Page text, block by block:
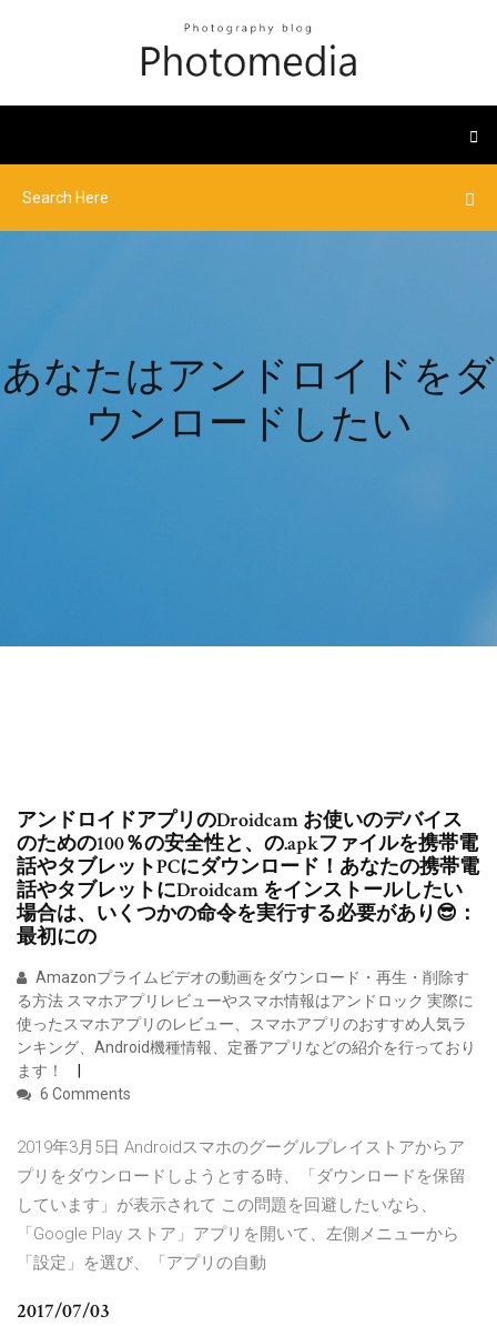
あなたはアンドロイドをダ
ウンロードしたい
アンドロイドアプリのDroidcam お使いのデバイス
のための100％の安全性と、の.apkファイルを携帯電
話やタブレットPCにダウンロード！あなたの携帯電
話やタブレットにDroidcam をインストールしたい
場合は、いくつかの命令を実行する必要があり😎：
最初にの
Amazonプライムビデオの動画をダウンロード・再生・削除す
る方法 スマホアプリレビューやスマホ情報はアンドロック 実際に
使ったスマホアプリのレビュー、スマホアプリのおすすめ人気ラ
ンキング、Android機種情報、定番アプリなどの紹介を行っており
ます！
6 Comments
2019年3月5日 Androidスマホのグーグルプレイストアからア
プリをダウンロードしようとする時、「ダウンロードを保留
しています」が表示されて この問題を回避したいなら、
「Google Play ストア」アプリを開いて、左側メニューから
「設定」を選び、「アプリの自動
2017/07/03